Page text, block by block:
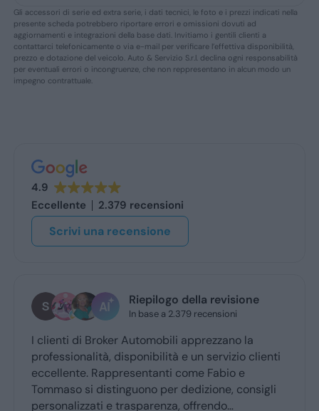
Gli accessori di serie ed extra serie, i dati tecnici, le foto e i prezzi indicati nella
presente scheda potrebbero riportare errori e omissioni dovuti ad
aggiornamenti e integrazioni della base dati. Invitiamo i gentili clienti a
contattarci telefonicamente o via e-mail per verificare l’effettiva disponibilità,
prezzo e dotazione del veicolo. Auto & Servizio S.r.l. declina ogni responsabilità
per eventuali errori o incongruenze, che non reppresentano in alcun modo un
impegno contrattuale.
4.9
Eccellente
2.379 recensioni
Scrivi una recensione
Riepilogo della revisione
In base a 2.379 recensioni
I clienti di Broker Automobili apprezzano la
professionalità, disponibilità e un servizio clienti
eccellente. Rappresentanti come Fabio e
Tommaso si distinguono per dedizione, consigli
personalizzati e trasparenza, offrendo